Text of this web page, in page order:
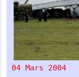
04 Mars 2004